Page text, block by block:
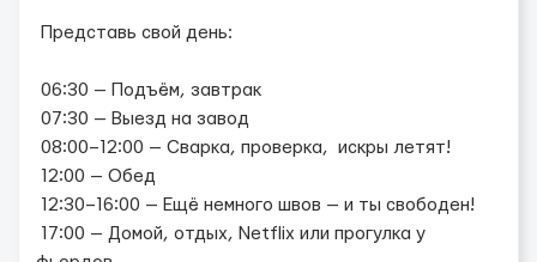
Представь свой день:
06:30 — Подъём, завтрак
07:30 — Выезд на завод
08:00–12:00 — Сварка, проверка, искры летят!
12:00 — Обед
12:30–16:00 — Ещё немного швов — и ты свободен!
17:00 — Домой, отдых, Netflix или прогулка у